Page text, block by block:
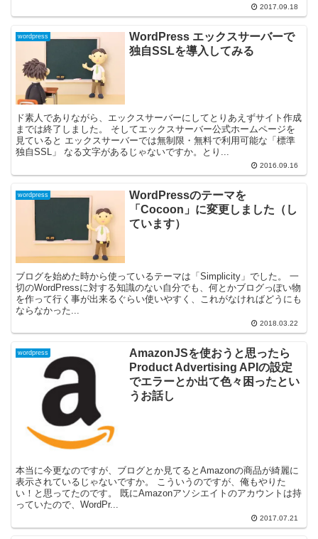
2017.09.18
wordpress
WordPress エックスサーバーで
独自SSLを導入してみる
ド素人でありながら、エックスサーバーにしてとりあえずサイト作成
までは終了しました。 そしてエックスサーバー公式ホームページを
見ていると エックスサーバーでは無制限・無料で利用可能な「標準
独自SSL」 なる文字があるじゃないですか。とり...
2016.09.16
wordpress
WordPressのテーマを
「Cocoon」に変更しました（し
ています）
ブログを始めた時から使っているテーマは「Simplicity」でした。 一
切のWordPressに対する知識のない自分でも、何とかブログっぽい物
を作って行く事が出来るぐらい使いやすく、これがなければどうにも
ならなかった...
2018.03.22
wordpress
AmazonJSを使おうと思ったら
Product Advertising APIの設定
でエラーとか出て色々困ったとい
うお話し
本当に今更なのですが、ブログとか見てるとAmazonの商品が綺麗に
表示されているじゃないですか。 こういうのですが、俺もやりた
い！と思ってたのです。 既にAmazonアソシエイトのアカウントは持
っていたので、WordPr...
2017.07.21